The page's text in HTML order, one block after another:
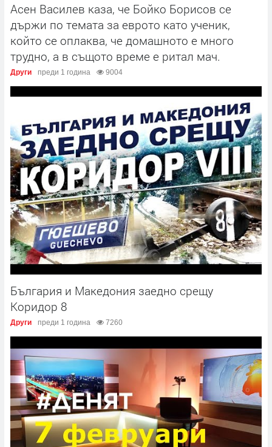
Асен Василев каза, че Бойко Борисов се
държи по темата за еврото като ученик,
който се оплаква, че домашното е много
трудно, а в същото време е ритал мач.
Други преди 1 година 9004
България и Македония заедно срещу
Коридор 8
Други преди 1 година 7260